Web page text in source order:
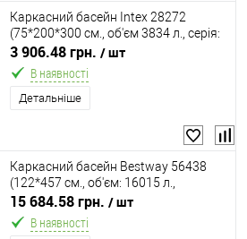
Каркасний басейн Intex 28272
(75*200*300 см., об'єм 3834 л., серія:
Small Frame)
3 906.48 грн. / шт
В наявності
Детальніше
Каркасний басейн Bestway 56438
(122*457 см., об'єм: 16015 л.,
картриджний фільтр-насос 3028 л/
год, драбина, тент, серія: Steel Pro
MAX)
15 684.58 грн. / шт
В наявності